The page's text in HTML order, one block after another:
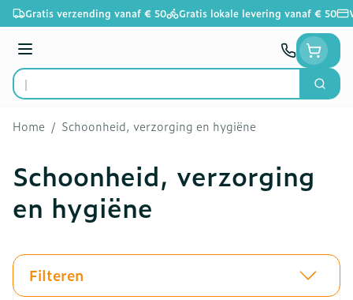
Ga naar de inhoud
Gratis verzending vanaf € 50 Gratis lokale levering vanaf € 50
Menu
Product, merk, categorie...
Zoek
Home / Schoonheid, verzorging en hygiëne
Schoonheid, verzorging
en hygiëne
Filteren